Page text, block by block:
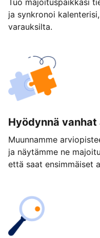
Tuo majoituspaikkasi
ja synkronoi
varauksilta.
Hyödynnä
Muunnamme
ja näytämme ne
että saat ensimmäiset